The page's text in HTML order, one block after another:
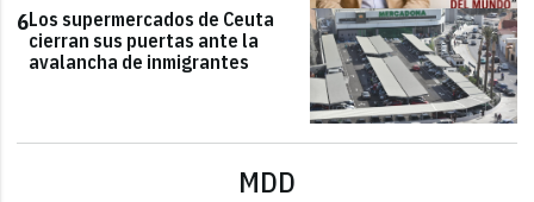
6Los supermercados de Ceuta
cierran sus puertas ante la
avalancha de inmigrantes
MDD